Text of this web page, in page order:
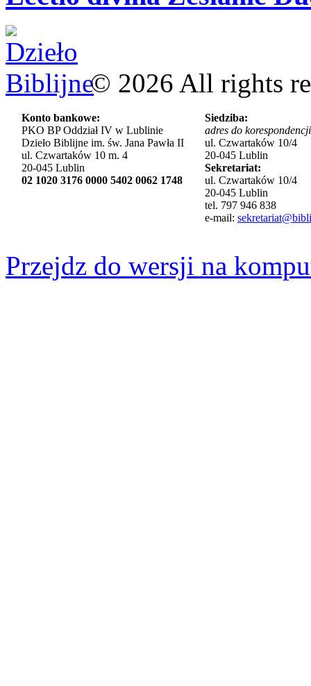
© 2026 All rights
Konto bankowe:
PKO BP Oddział IV w Lublinie
Dzieło Biblijne im. św. Jana Pawła II
ul. Czwartaków 10 m. 4
20-045 Lublin
02 1020 3176 0000 5402 0062 1748
Siedziba:
adres do
ul. Czwartaków 10/4
20-045 Lublin
Sekretariat:
ul. Czwartaków 10/4
20-045 Lublin
tel. 797 946 838
e-mail:
Przejdz do wersji na